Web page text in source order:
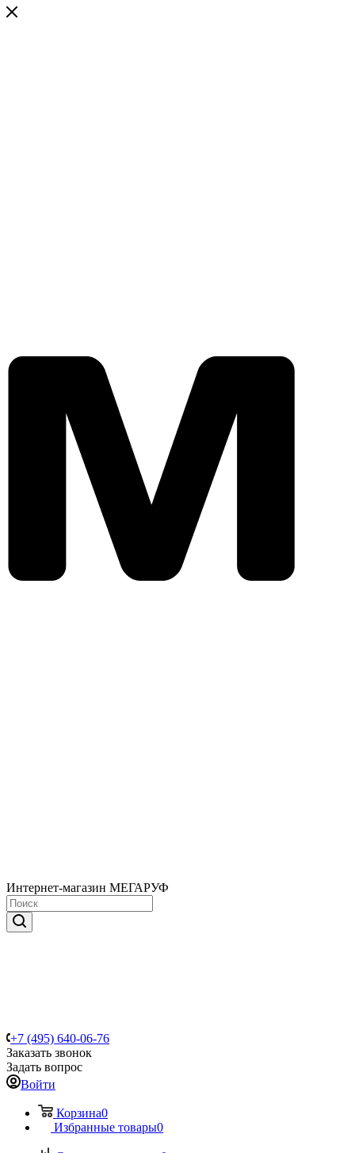
Интернет-магазин МЕГАРУФ
+7 (495) 640-06-76
Заказать звонок
Задать вопрос
Войти
Корзина0
Избранные товары0